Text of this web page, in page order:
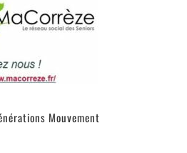
Mouvement